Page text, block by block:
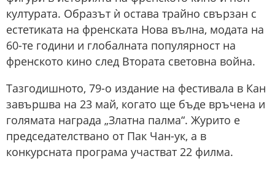
културата. Образът ѝ остава трайно свързан с
естетиката на френската Нова вълна, модата на
60-те години и глобалната популярност на
френското кино след Втората световна война.
Тазгодишното, 79-о издание на фестивала в Кан
завършва на 23 май, когато ще бъде връчена и
голямата награда „Златна палма“. Журито е
председателствано от Пак Чан-ук, а в
конкурсната програма участват 22 филма.